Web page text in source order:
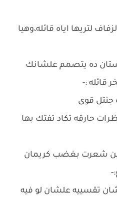
لتريها اياه قائله،وهيا
ده يتصمم علشانك
قائله :-
جنتل قوى
حارقه تكاد تفتك بها
شعرت بغضب كريمان
تقسييه علشان لو فيه